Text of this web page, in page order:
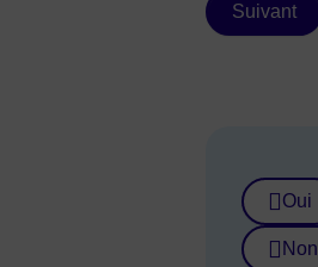
Suivant
Oui
Non